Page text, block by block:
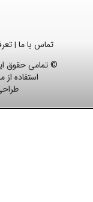
تماس با ما |
© تمامی حقوق
استفاده